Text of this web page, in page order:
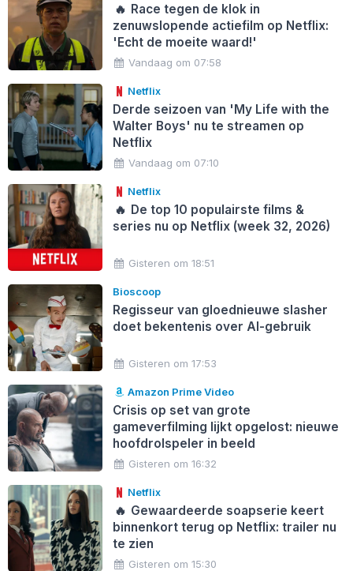
🔥 Race tegen de klok in
zenuwslopende actiefilm op Netflix:
'Echt de moeite waard!'
Vandaag om 07:58
Netflix
Derde seizoen van 'My Life with the
Walter Boys' nu te streamen op
Netflix
Vandaag om 07:10
Netflix
🔥 De top 10 populairste films &
series nu op Netflix (week 32, 2026)
Gisteren om 18:51
Bioscoop
Regisseur van gloednieuwe slasher
doet bekentenis over AI-gebruik
Gisteren om 17:53
Amazon Prime Video
Crisis op set van grote
gameverfilming lijkt opgelost: nieuwe
hoofdrolspeler in beeld
Gisteren om 16:32
Netflix
🔥 Gewaardeerde soapserie keert
binnenkort terug op Netflix: trailer nu
te zien
Gisteren om 15:30